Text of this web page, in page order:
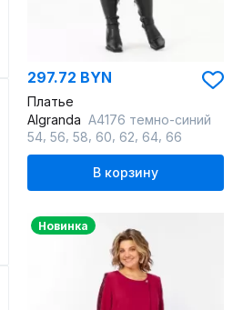
297.72 BYN
Платье
Algranda А4176 темно-синий
54 56 58 60 62 64 66
В корзину
Новинка